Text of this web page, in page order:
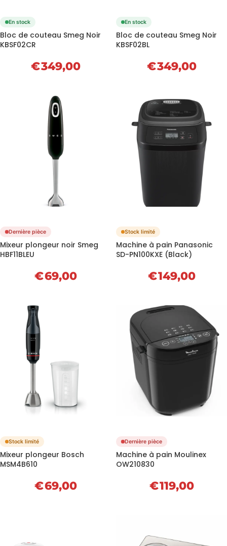
En stock
Bloc de couteau Smeg Noir
KBSF02CR
€349,00
En stock
Bloc de couteau Smeg Noir
KBSF02BL
€349,00
Dernière pièce
Mixeur plongeur noir Smeg
HBF11BLEU
€69,00
Stock limité
Machine à pain Panasonic
SD-PN100KXE (Black)
€149,00
Stock limité
Mixeur plongeur Bosch
MSM4B610
€69,00
Dernière pièce
Machine à pain Moulinex
OW210830
€119,00